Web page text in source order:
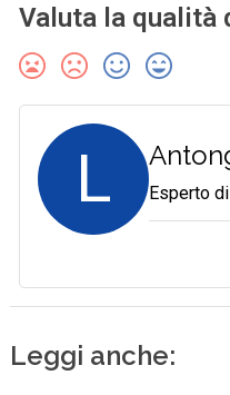
Valuta la qualità
L Esperto
Leggi anche: